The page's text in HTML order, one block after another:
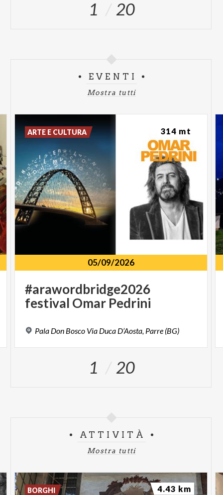
1 20
EVENTI
Mostra tutti
05/09/2026
#arawordbridge2026
festival Omar Pedrini
Pala Don Bosco Via Duca D’Aosta, Parre (BG)
ARTE E CULTURA 314 mt
1 20
ATTIVITÀ
Mostra tutti
BORGHI 4.43 km